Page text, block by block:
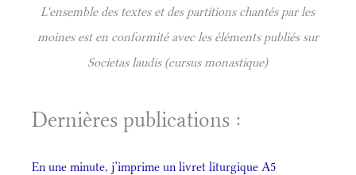
L'ensemble des textes et des partitions chantés par les
moines est en conformité avec les éléments publiés sur
Societas laudis (cursus monastique)
Dernières publications :
En une minute, j’imprime un livret liturgique A5